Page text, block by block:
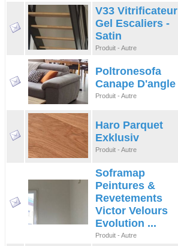
V33 Vitrificateur
Gel Escaliers -
Satin
Produit - Autre
Poltronesofa
Canape D'angle
Produit - Autre
Haro Parquet
Exklusiv
Produit - Autre
Soframap
Peintures &
Revetements
Victor Velours
Evolution ...
Produit - Autre